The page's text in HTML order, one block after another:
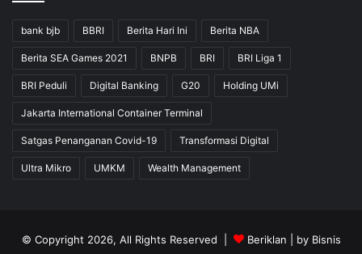
bank bjb BBRI Berita Hari Ini Berita NBA
Berita SEA Games 2021 BNPB BRI BRI Liga 1
BRI Peduli Digital Banking G20 Holding UMi
Jakarta International Container Terminal
Satgas Penanganan Covid-19 Transformasi Digital
Ultra Mikro UMKM Wealth Management
© Copyright 2026, All Rights Reserved | Beriklan | by Bisnis